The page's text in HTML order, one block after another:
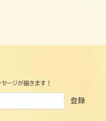
ージが届きます！
登録